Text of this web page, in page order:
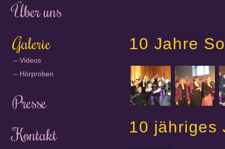
Über uns
Galerie
Videos
Hörproben
Presse
Kontakt
10 Jahre
10 jähriges